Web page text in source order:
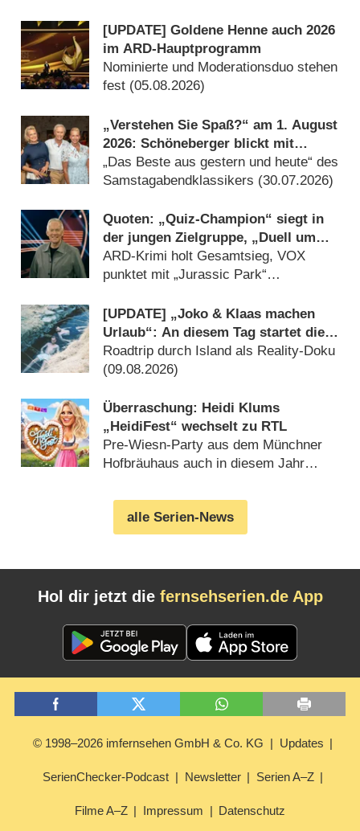
[UPDATE] Goldene Henne auch 2026
im ARD-Hauptprogramm
Nominierte und Moderationsduo stehen
fest (05.08.2026)
„Verstehen Sie Spaß?“ am 1. August
2026: Schöneberger blickt mit
Kiewel und Kraus zurück
„Das Beste aus gestern und heute“ des
Samstagabendklassikers (30.07.2026)
Quoten: „Quiz-Champion“ siegt in
der jungen Zielgruppe, „Duell um
die Welt“-Best-of geht völlig unter
ARD-Krimi holt Gesamtsieg, VOX
punktet mit „Jurassic Park“
[UPDATE] „Joko & Klaas machen
Urlaub“: An diesem Tag startet die
neue Sendung des Entertainer-Duos
Roadtrip durch Island als Reality-Doku
(09.08.2026)
Überraschung: Heidi Klums
„HeidiFest“ wechselt zu RTL
Pre-Wiesn-Party aus dem Münchner
Hofbräuhaus auch in diesem Jahr
alle Serien-News
Hol dir jetzt die fernsehserien.de App
© 1998–2026 imfernsehen GmbH & Co. KG Updates
SerienChecker-Podcast Newsletter Serien A–Z
Filme A–Z Impressum Datenschutz